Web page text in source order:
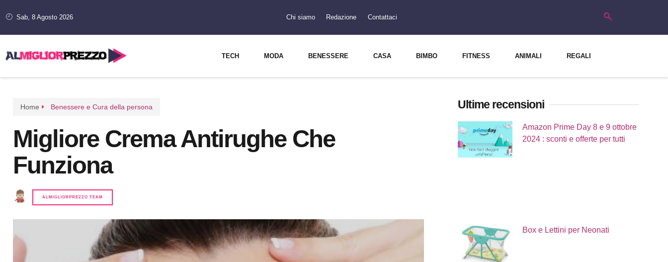
Sab, 8 Agosto 2026 Chi siamo Redazione Contattaci
TECH MODA BENESSERE CASA BIMBO FITNESS ANIMALI REGALI
Home Benessere e Cura della persona
Migliore Crema Antirughe Che
Funziona
ALMIGLIORPREZZO TEAM
Ultime recensioni
Amazon Prime Day 8 e 9 ottobre
2024 : sconti e offerte per tutti
Box e Lettini per Neonati